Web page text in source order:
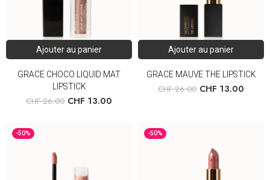
Ajouter au panier
GRACE CHOCO LIQUID MAT
LIPSTICK
CHF26.00 CHF 13.00
Ajouter au panier
GRACE MAUVE THE LIPSTICK
CHF26.00 CHF 13.00
-50% -50%